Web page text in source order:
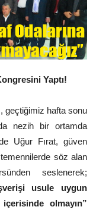
Yaptı!
geçtiğimiz hafta sonu
nezih bir ortamda
Uğur Fırat, güven
söz alan
seslenerek;
usule uygun
olmayın”